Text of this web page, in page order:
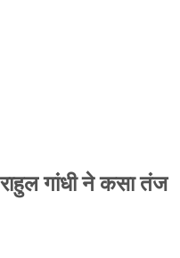
राहुल गांधी ने कसा तंज